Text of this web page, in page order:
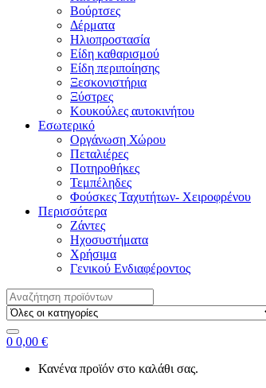
Βούρτσες
Δέρματα
Ηλιοπροστασία
Είδη καθαρισμού
Είδη περιποίησης
Ξεσκονιστήρια
Ξύστρες
Κουκούλες αυτοκινήτου
Εσωτερικό
Οργάνωση Χώρου
Πεταλιέρες
Ποτηροθήκες
Τεμπέληδες
Φούσκες Ταχυτήτων- Χειροφρένου
Περισσότερα
Ζάντες
Ηχοσυστήματα
Χρήσιμα
Γενικού Ενδιαφέροντος
Search
for:
0 0,00 €
Κανένα προϊόν στο καλάθι σας.